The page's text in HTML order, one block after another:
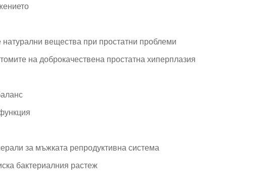
вещества при простатни проблеми
на доброкачествена простатна хиперплазия
за мъжката репродуктивна система
бактериалния растеж